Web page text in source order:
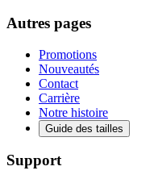
Autres pages
Promotions
Nouveautés
Contact
Carrière
Notre histoire
Guide des tailles
Support